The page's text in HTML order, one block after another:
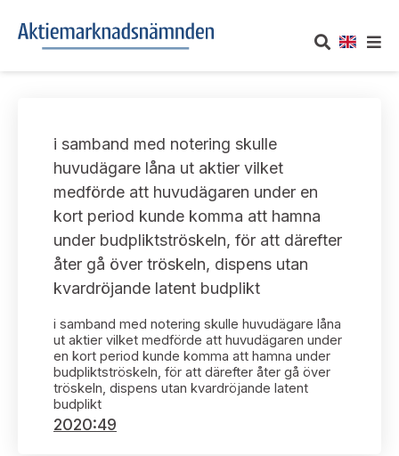
Om oss
Vårt uppdrag
Informationsgivning
Arbetssätt och jävsfrågor
Stadgar
Arbetsordning
Ledamöter
UTTALANDEN
Om nämndens uttalanden
Framställningar och konsultation
Uttalanden sorterade efter publiceringsdatum
Samtliga uttalanden sorterade årsvis
Uttalanden sorterade ämnesvis
Sök uttalanden
TAKEOVER-REGLER
Takeover-regler för reglerade marknader och vissa
handelsplattformar
AKTUELLT
Prenumerera
Bildarkiv
KONTAKT
Kontakt angående ansökningar och uttalanden
Kontakt administrativa ärenden
i samband med notering skulle
huvudägare låna ut aktier vilket
medförde att huvudägaren under en
kort period kunde komma att hamna
under budpliktströskeln, för att därefter
åter gå över tröskeln, dispens utan
kvardröjande latent budplikt
i samband med notering skulle huvudägare låna
ut aktier vilket medförde att huvudägaren under
en kort period kunde komma att hamna under
budpliktströskeln, för att därefter åter gå över
tröskeln, dispens utan kvardröjande latent
budplikt
2020:49